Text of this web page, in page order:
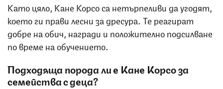
Като цяло, Кане Корсо са нетърпеливи да угодят,
което ги прави лесни за дресура. Те реагират
добре на обич, награди и положително подсилване
по време на обучението.
Подходяща порода ли е Кане Корсо за
семейства с деца?